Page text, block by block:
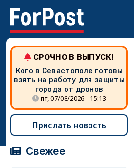
СРОЧНО В ВЫПУСК!
Кого в Севастополе готовы
взять на работу для защиты
города от дронов
пт, 07/08/2026 - 15:13
Прислать новость
Свежее